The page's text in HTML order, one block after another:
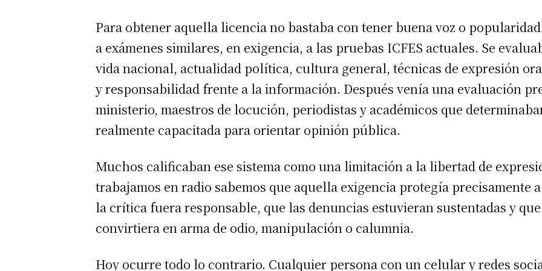
Para obtener aquella licencia no bastaba con tener buena voz o
a exámenes similares, en exigencia, a las pruebas ICFES actuales. Se
vida nacional, actualidad política, cultura general, técnicas de expresión
y responsabilidad frente a la información. Después venía una evaluación
ministerio, maestros de locución, periodistas y académicos que
realmente capacitada para orientar opinión pública.
Muchos calificaban ese sistema como una limitación a la libertad de
trabajamos en radio sabemos que aquella exigencia protegía precisamente
la crítica fuera responsable, que las denuncias estuvieran sustentadas y
convirtiera en arma de odio, manipulación o calumnia.
Hoy ocurre todo lo contrario. Cualquier persona con un celular y redes